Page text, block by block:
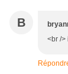
B
<br />